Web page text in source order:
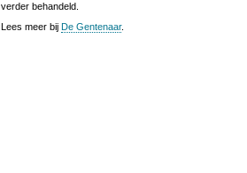
verder behandeld.
Lees meer bij De Gentenaar.